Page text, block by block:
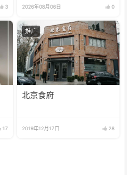
3 2026年08月06日 0
17
推广
北京食府
2019年12月17日 28